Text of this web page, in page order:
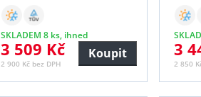
SKLADEM 8 ks, ihned
3 509 Kč
2 900 Kč bez DPH
Koupit 3
2 850